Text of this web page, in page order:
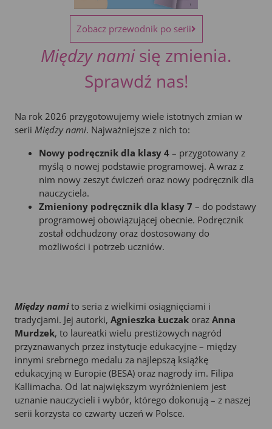
Zobacz przewodnik po serii
Między namisię zmienia.
Sprawdź nas!
Na rok 2026 przygotowujemy wiele istotnych zmian w
serii Między nami. Najważniejsze z nich to:
Nowy podręcznik dla klasy 4 – przygotowany z
myślą o nowej podstawie programowej. A wraz z
nim nowy zeszyt ćwiczeń oraz nowy podręcznik dla
nauczyciela.
Zmieniony podręcznik dla klasy 7 – do podstawy
programowej obowiązującej obecnie. Podręcznik
został odchudzony oraz dostosowany do
możliwości i potrzeb uczniów.
Między namito seria z wielkimi osiągnięciami i
tradycjami. Jej autorki, Agnieszka Łuczak oraz Anna
Murdzek, to laureatki wielu prestiżowych nagród
przyznawanych przez instytucje edukacyjne – między
innymi srebrnego medalu za najlepszą książkę
edukacyjną w Europie (BESA) oraz nagrody im. Filipa
Kallimacha. Od lat największym wyróżnieniem jest
uznanie nauczycieli i wybór, którego dokonują – z naszej
serii korzysta co czwarty uczeń w Polsce.